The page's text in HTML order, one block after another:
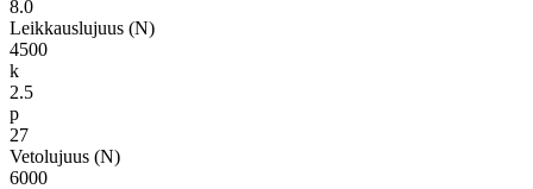
8.0
Leikkauslujuus (N)
4500
k
2.5
p
27
Vetolujuus (N)
6000